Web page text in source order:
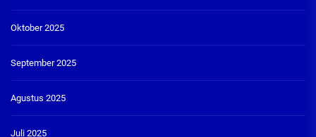
Oktober 2025
September 2025
Agustus 2025
Juli 2025